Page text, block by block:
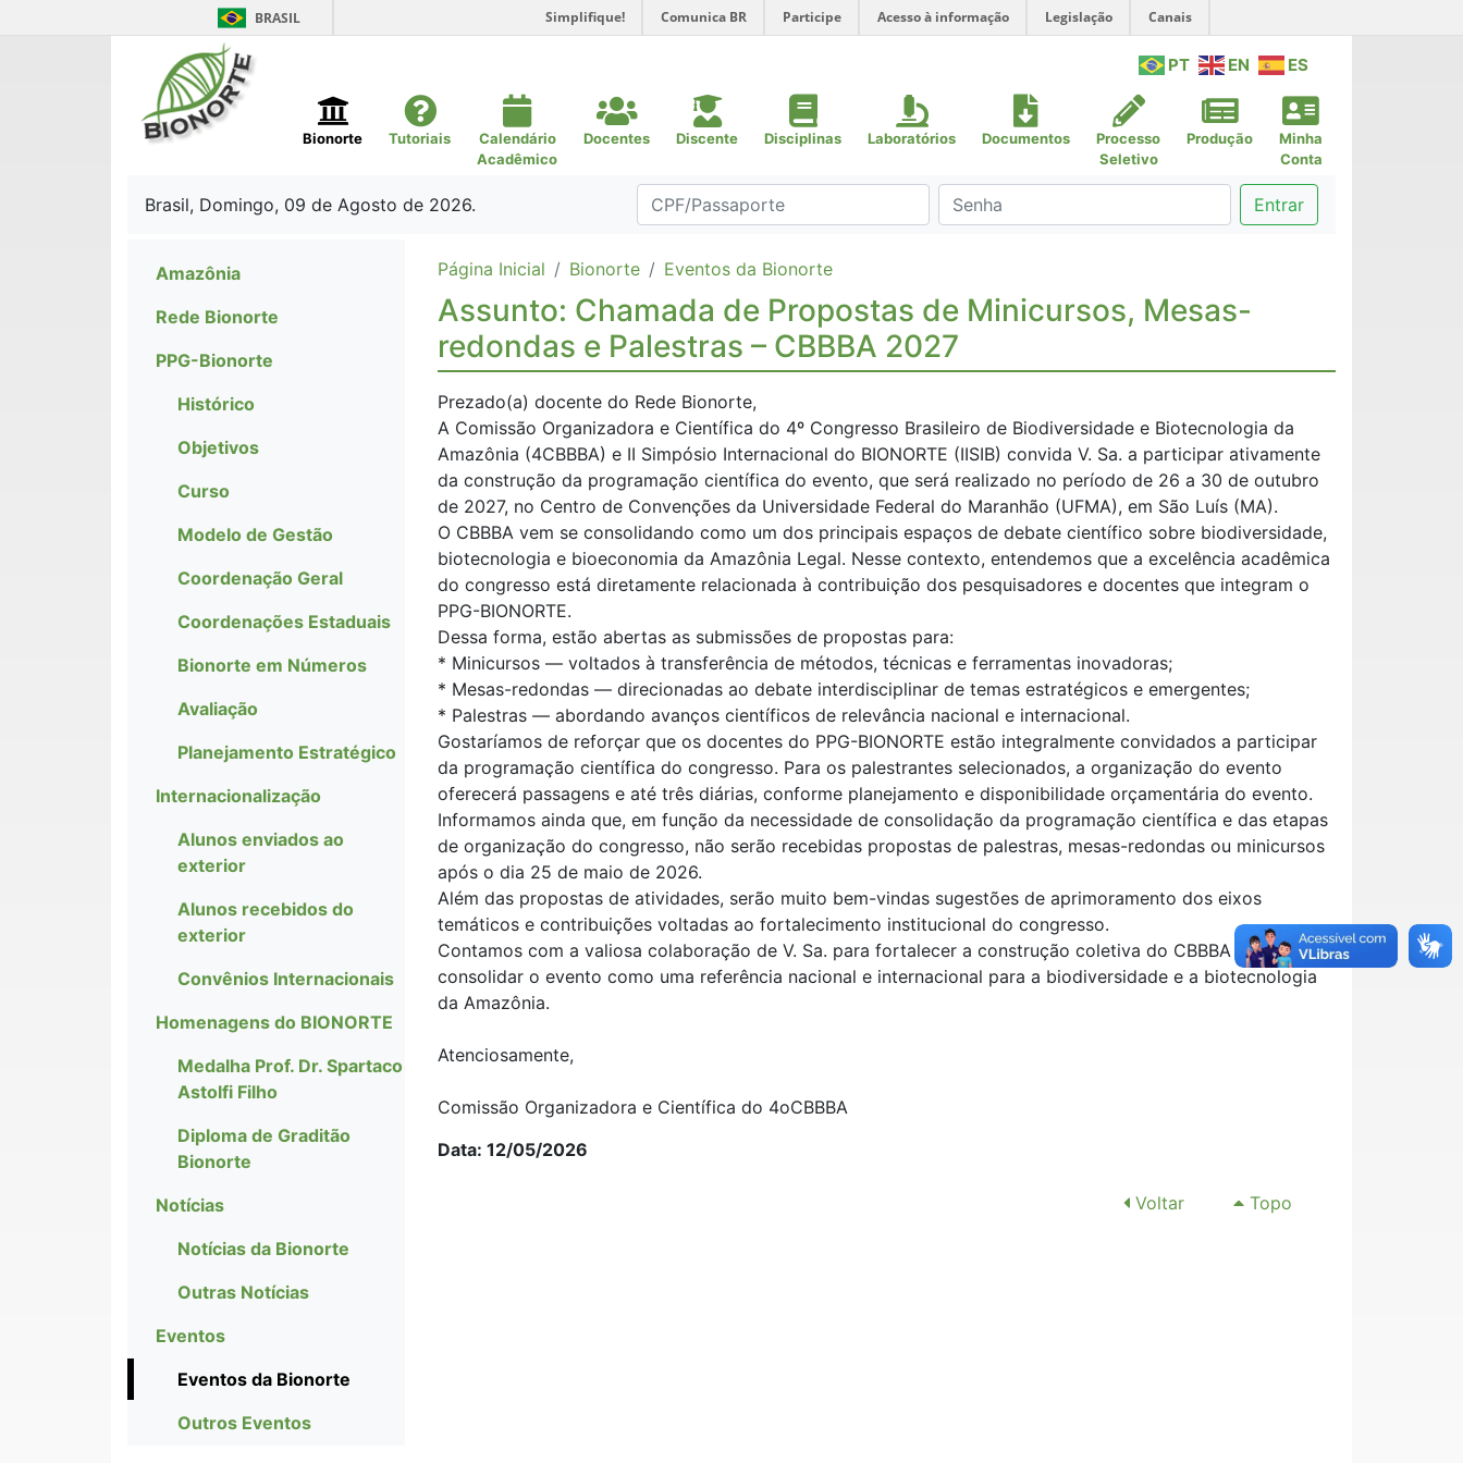
BRASIL Simplifique! Comunica BR Participe Acesso à informação Legislação Canais
PT EN ES
Bionorte Tutoriais
Calendário
Acadêmico
Docentes Discente Disciplinas Laboratórios Documentos
Processo
Seletivo
Produção
Minha
Conta
Brasil, Domingo, 09 de Agosto de 2026. Entrar
Amazônia
Rede Bionorte
PPG-Bionorte
Histórico
Objetivos
Curso
Modelo de Gestão
Coordenação Geral
Coordenações Estaduais
Bionorte em Números
Avaliação
Planejamento Estratégico
Internacionalização
Alunos enviados ao
exterior
Alunos recebidos do
exterior
Convênios Internacionais
Homenagens do BIONORTE
Medalha Prof. Dr. Spartaco
Astolfi Filho
Diploma de Graditão
Bionorte
Notícias
Notícias da Bionorte
Outras Notícias
Eventos
Eventos da Bionorte
Outros Eventos
Página Inicial Bionorte Eventos da Bionorte
Assunto: Chamada de Propostas de Minicursos, Mesas-
redondas e Palestras – CBBBA 2027
Prezado(a) docente do Rede Bionorte,
A Comissão Organizadora e Científica do 4º Congresso Brasileiro de Biodiversidade e Biotecnologia da
Amazônia (4CBBBA) e II Simpósio Internacional do BIONORTE (IISIB) convida V. Sa. a participar ativamente
da construção da programação científica do evento, que será realizado no período de 26 a 30 de outubro
de 2027, no Centro de Convenções da Universidade Federal do Maranhão (UFMA), em São Luís (MA).
O CBBBA vem se consolidando como um dos principais espaços de debate científico sobre biodiversidade,
biotecnologia e bioeconomia da Amazônia Legal. Nesse contexto, entendemos que a excelência acadêmica
do congresso está diretamente relacionada à contribuição dos pesquisadores e docentes que integram o
PPG-BIONORTE.
Dessa forma, estão abertas as submissões de propostas para:
* Minicursos — voltados à transferência de métodos, técnicas e ferramentas inovadoras;
* Mesas-redondas — direcionadas ao debate interdisciplinar de temas estratégicos e emergentes;
* Palestras — abordando avanços científicos de relevância nacional e internacional.
Gostaríamos de reforçar que os docentes do PPG-BIONORTE estão integralmente convidados a participar
da programação científica do congresso. Para os palestrantes selecionados, a organização do evento
oferecerá passagens e até três diárias, conforme planejamento e disponibilidade orçamentária do evento.
Informamos ainda que, em função da necessidade de consolidação da programação científica e das etapas
de organização do congresso, não serão recebidas propostas de palestras, mesas-redondas ou minicursos
após o dia 25 de maio de 2026.
Além das propostas de atividades, serão muito bem-vindas sugestões de aprimoramento dos eixos
temáticos e contribuições voltadas ao fortalecimento institucional do congresso.
Contamos com a valiosa colaboração de V. Sa. para fortalecer a construção coletiva do CBBBA 2027 e
consolidar o evento como uma referência nacional e internacional para a biodiversidade e a biotecnologia
da Amazônia.
Atenciosamente,
Comissão Organizadora e Científica do 4oCBBBA
Data: 12/05/2026
Voltar Topo